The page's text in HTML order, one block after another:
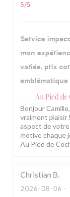
5/5
Service
mon
variée, prix
Au Pied
Bonjour
vraiment plaisir
aspect de
motive chaque
Au Pied de
Christian B
2026-08-06 -